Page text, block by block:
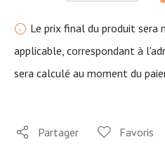
Le prix final du produit sera
applicable, correspondant à
sera calculé au moment du
Partager Favoris